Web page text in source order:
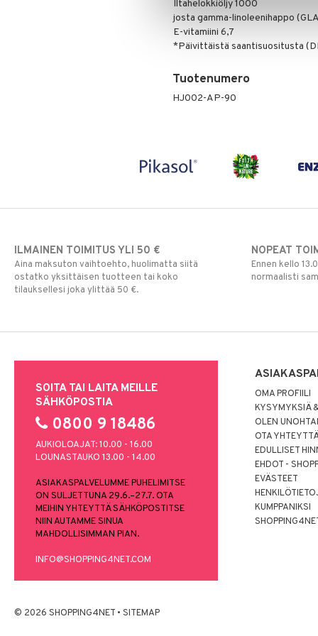
Iltahelokkiöljy 1000
josta gamma-linoleenihappo
E-vitamiini 6,7
*Päivittäistä saantisuositusta
Tuotenumero
HJ002-AP-90
ILMAINEN TOIMITUS YLI 50 €
Aina maksuton vaihtoehto, huolimatta siitä
ostatko yksittäisen tuotteen tai koko
tilauksellesi joka ylittää 50 €.
NOPEAT
Ennen kello
normaalisti
SOITA TAI LAITA MEILLE
SÄHKÖPOSTIA
0800 9 18486
AUKIOLOAJAT: 10.00 - 16.00
LOUNASTAUKO 13.00 - 14.00
ASIAKASPALVELUMME PUHELIMITSE
ON SULJETTUNA 29.6.–27.7. OTA
MEIHIN YHTEYTTÄ SÄHKÖPOSTITSE
NIIN AUTAMME SINUA
MAHDOLLISIMMAN PIAN.
INFO@SHOPPING4NET.COM
OMA PROFIILI
KYSYMYKSIÄ
OLEN
OTA
EDULLISET
EHDOT -
EVÄSTEET
KUMPPANIKSI
© 2026 SHOPPING4NET • SITEMAP